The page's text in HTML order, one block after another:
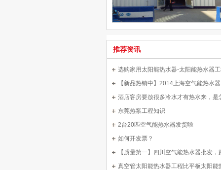
推荐资讯
选购家用太阳能热水器-太阳能热水器
【新品热销中】2014上海空气能热水
中 酒店客房要放很多冷水才有热水来，是
东莞热泵工程知识
2台20匹空气能热水器发货啦
如何开发票？
【质量第一】四川空气能热水器批发，
题！真空管太阳能热水器工程比平板太阳能